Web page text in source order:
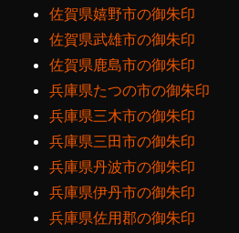
佐賀県嬉野市の御朱印
佐賀県武雄市の御朱印
佐賀県鹿島市の御朱印
兵庫県たつの市の御朱印
兵庫県三木市の御朱印
兵庫県三田市の御朱印
兵庫県丹波市の御朱印
兵庫県伊丹市の御朱印
兵庫県佐用郡の御朱印